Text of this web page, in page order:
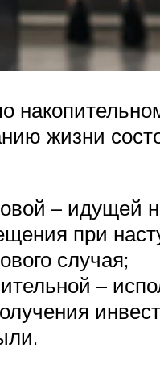
жизни
– идущей
при
случая;
–